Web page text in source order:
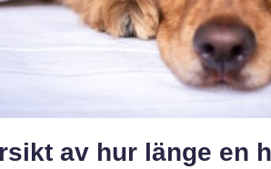
av hur länge en